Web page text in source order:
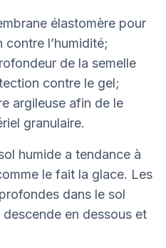
élastomère pour
l’humidité;
de la semelle
contre le gel;
argileuse afin de le
granulaire.
humide a tendance à
le fait la glace. Les
dans le sol
en dessous et